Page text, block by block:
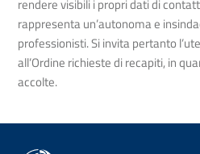
rendere visibili i propri dati di
rappresenta un’autonoma e
professionisti. Si invita pertanto
all’Ordine richieste di recapiti, in
accolte.